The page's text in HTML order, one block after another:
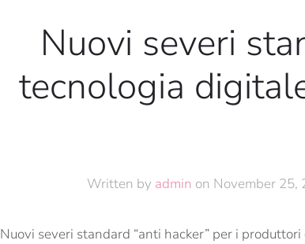
Nuovi severi
tecnologia
Written by admin on November 25,
Nuovi severi standard “anti hacker” per i